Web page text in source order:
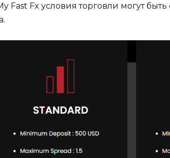
Fast Fx условия торговли могут